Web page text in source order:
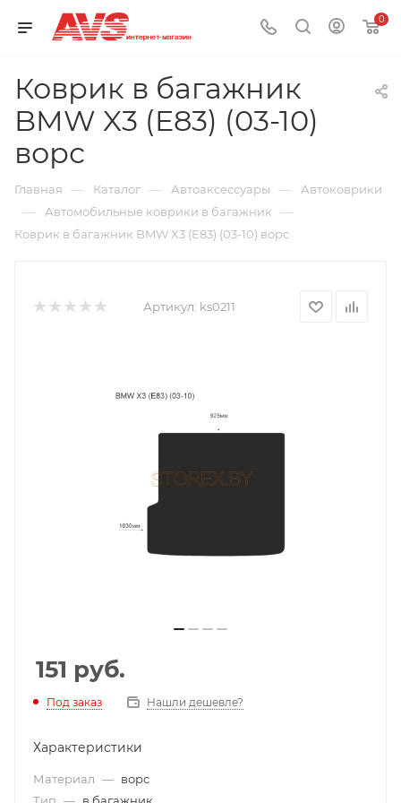
0
Коврик в багажник
BMW X3 (E83) (03-10)
ворс
Главная — Каталог — Автоаксессуары — Автоковрики
— Автомобильные коврики в багажник —
Коврик в багажник BMW X3 (E83) (03-10) ворс
Артикул: ks0211
151 руб.
Под заказ Нашли дешевле?
Характеристики
Материал — ворс